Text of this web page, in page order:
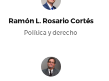
Ramón L. Rosario Cortés
Política y derecho